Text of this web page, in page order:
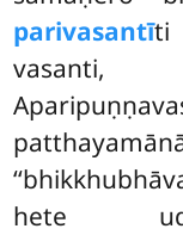
parivasantīti
vasanti,
hete